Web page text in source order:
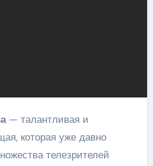
— талантливая и
которая уже давно
телезрителей